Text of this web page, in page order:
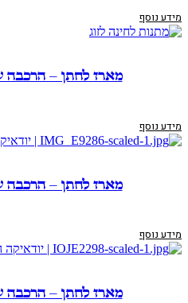
מידע נוסף
מארז לחתן – הרכבה
מידע נוסף
מארז לחתן – הרכבה
מידע נוסף
מארז לחתן – הרכבה